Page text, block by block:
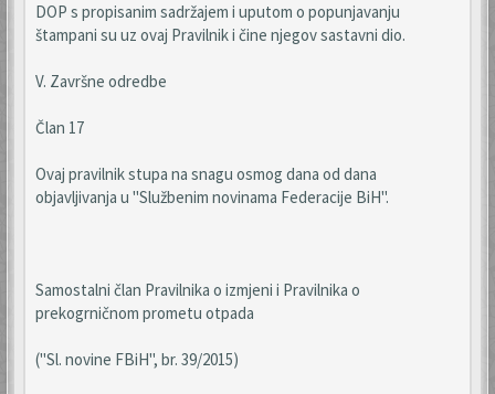
DOP s propisanim sadržajem i uputom o popunjavanju
štampani su uz ovaj Pravilnik i čine njegov sastavni dio.
V. Završne odredbe
Član 17
Ovaj pravilnik stupa na snagu osmog dana od dana
objavljivanja u "Službenim novinama Federacije BiH".
Samostalni član Pravilnika o izmjeni i Pravilnika o
prekogrničnom prometu otpada
("Sl. novine FBiH", br. 39/2015)